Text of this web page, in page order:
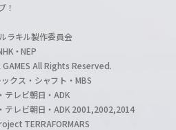
！
ラキル製作委員会
・NEP
All Rights Reserved.
クス・シャフト・MBS
レビ朝日・ADK
レビ朝日・ADK 2001,2002,2014
TERRAFORMARS